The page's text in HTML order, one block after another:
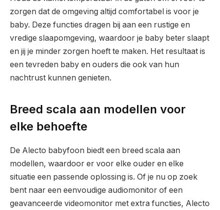
zorgen dat de omgeving altijd comfortabel is voor je
baby. Deze functies dragen bij aan een rustige en
vredige slaapomgeving, waardoor je baby beter slaapt
en jij je minder zorgen hoeft te maken. Het resultaat is
een tevreden baby en ouders die ook van hun
nachtrust kunnen genieten.
Breed scala aan modellen voor
elke behoefte
De Alecto babyfoon biedt een breed scala aan
modellen, waardoor er voor elke ouder en elke
situatie een passende oplossing is. Of je nu op zoek
bent naar een eenvoudige audiomonitor of een
geavanceerde videomonitor met extra functies, Alecto